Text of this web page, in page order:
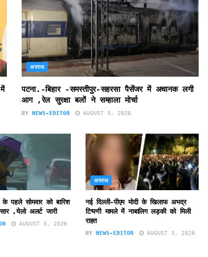
अपराध
पटना.-बिहार -समस्तीपुर-सहरसा पैसेंजर में अचानक लगी
आग ,रेल सुरक्षा बलों ने सम्हाला मोर्चा
BY NEWS-EDITOR AUGUST 3, 2026
के पहले सोमवार को बारिश
,येलो अलर्ट जारी
AUGUST 3, 2026
अपराध
नई दिल्ली-पीएम मोदी के खिलाफ अभद्र
टिप्पणी मामले में नाबालिग लड़की को मिली
राहत
BY NEWS-EDITOR AUGUST 3, 2026